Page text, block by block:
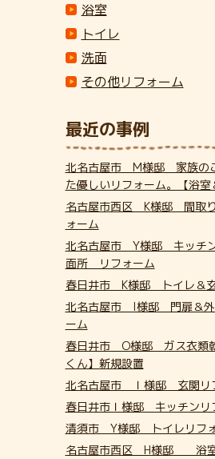
浴室
トイレ
洗面
その他リフォーム
最近の事例
北名古屋市 M様邸 家族の
た優しいリフォーム。【浴室
名古屋市西区 K様邸 間取
ォーム
北名古屋市 Y様邸 キッチ
面所 リフォーム
春日井市 K様邸 トイレ＆
北名古屋市 I様邸 門扉＆
ーム
春日井市 O様邸 ガス衣類
くん】新規設置
北名古屋市 Ｉ様邸 玄関リ
春日井市Ｉ様邸 キッチンリ
清須市 Y様邸 トイレリフ
名古屋市西区 H様邸 浴室